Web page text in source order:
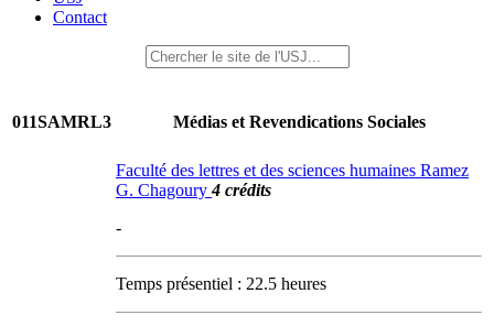
Contact
011SAMRL3 Médias et Revendications Sociales
Faculté des lettres et des sciences humaines Ramez
G. Chagoury4 crédits
-
Temps présentiel : 22.5 heures